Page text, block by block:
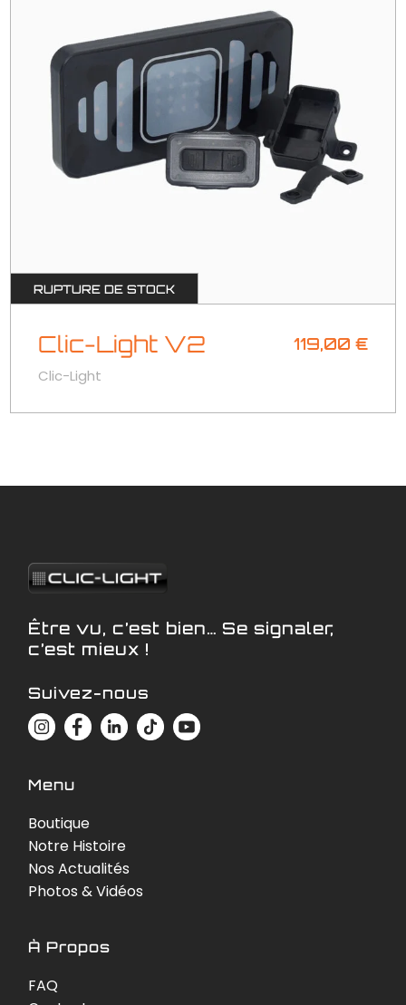
RUPTURE DE STOCK
Clic-Light V2 119,00€
Clic-Light
Être vu, c’est bien… Se signaler,
c’est mieux !
Suivez-nous
Menu
Boutique
Notre Histoire
Nos Actualités
Photos & Vidéos
À Propos
FAQ